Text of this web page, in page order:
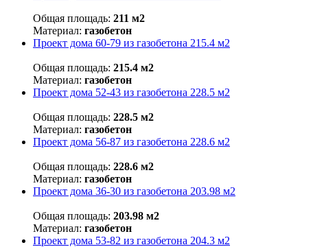
Общая площадь: 211 м2
Материал: газобетон
Проект дома 60-79 из газобетона 215.4 м2
Общая площадь: 215.4 м2
Материал: газобетон
Проект дома 52-43 из газобетона 228.5 м2
Общая площадь: 228.5 м2
Материал: газобетон
Проект дома 56-87 из газобетона 228.6 м2
Общая площадь: 228.6 м2
Материал: газобетон
Проект дома 36-30 из газобетона 203.98 м2
Общая площадь: 203.98 м2
Материал: газобетон
Проект дома 53-82 из газобетона 204.3 м2